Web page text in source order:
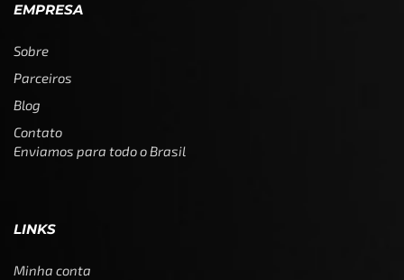
EMPRESA
Sobre
Parceiros
Blog
Contato
Enviamos para todo o Brasil
LINKS
Minha conta